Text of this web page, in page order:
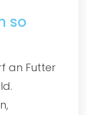
so
an Futter